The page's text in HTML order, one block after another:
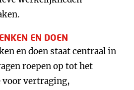
EN DOEN
en doen staat centraal in
roepen op tot het
voor vertraging,